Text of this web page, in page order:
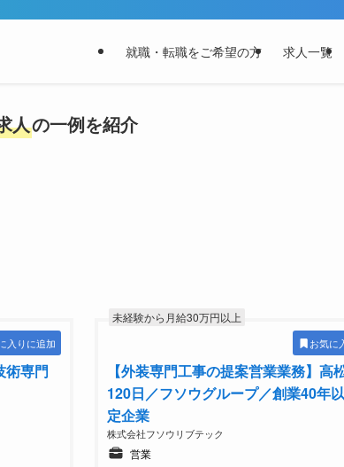
就職・転職をご希望の方 求人一覧
人の一例を紹介
入りに追加
術専⾨
未経験から月給30万円以上
お気に
【外装専門工事の提案営業業務】高
120日／フソウグループ／創業40年
定企業
株式会社フソウリブテック
営業